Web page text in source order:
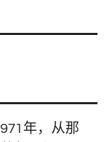
年，从那